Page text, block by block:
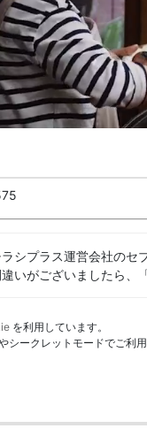
シプラス運営会社の
いがございましたら、
を利用しています。
シークレットモードでご利